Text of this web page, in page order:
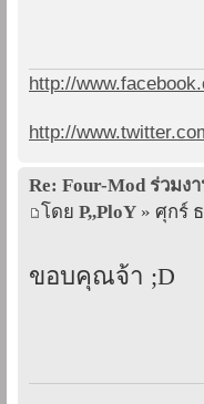
http://
http://
Re: Four-Mod ร่วมง
โดย P,,PloY » ศุกร์
ขอบคุณจ้า ;D